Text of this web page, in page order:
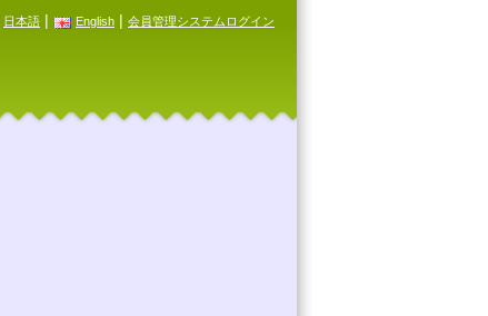
日本語 | English | 会員管理システムログイン